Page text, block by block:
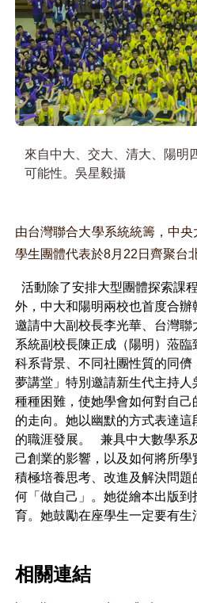
來自中大、交大、清大、陽明
可能性。吳星毅攝
由台灣聯合大學系統統籌，中
學生團體代表於8月22日齊聚台
活動除了安排大型團體探索課
外，中大和陽明兩校也首度合
邀請中大副校長李光華、台灣聯
系統副校長陳正成（陽明）蒞
科系背景、不同社團性質的同
夢講堂」特別邀請新生代主持
種種困難，使她學會如何對自
的走向。她以幽默的方式表達
的職涯發展。 兼具中大數學系
己創業的影響，以及如何將所
積極培養思考、改進及解決問
何「做自己」。她從繪本出版
育。她鼓勵在座學生一定要有生
相關連結